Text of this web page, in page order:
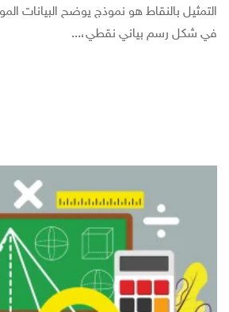
التمثيل بالنقاط هو نموذج يوضح البيانات
في شكل رسم بياني نقطي،...